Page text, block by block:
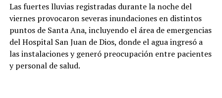
Las fuertes lluvias registradas durante la noche del
viernes provocaron severas inundaciones en distintos
puntos de Santa Ana, incluyendo el área de emergencias
del Hospital San Juan de Dios, donde el agua ingresó a
las instalaciones y generó preocupación entre pacientes
y personal de salud.